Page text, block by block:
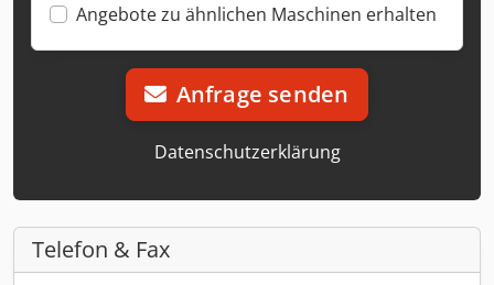
Angebote zu ähnlichen Maschinen erhalten
Anfrage senden
Datenschutzerklärung
Telefon & Fax